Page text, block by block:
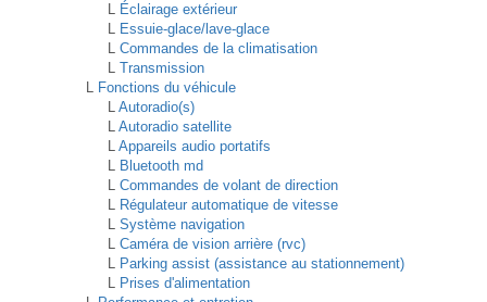
L Éclairage extérieur
L Essuie-glace/lave-glace
L Commandes de la climatisation
L Transmission
L Fonctions du véhicule
L Autoradio(s)
L Autoradio satellite
L Appareils audio portatifs
L Bluetooth md
L Commandes de volant de direction
L Régulateur automatique de vitesse
L Système navigation
L Caméra de vision arrière (rvc)
L Parking assist (assistance au stationnement)
L Prises d'alimentation